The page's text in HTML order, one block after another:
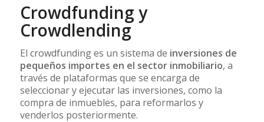
Crowdfunding y
Crowdlending
El crowdfunding es un sistema de inversiones de
pequeños importes en el sector inmobiliario, a
través de plataformas que se encarga de
seleccionar y ejecutar las inversiones, como la
compra de inmuebles, para reformarlos y
venderlos posteriormente.